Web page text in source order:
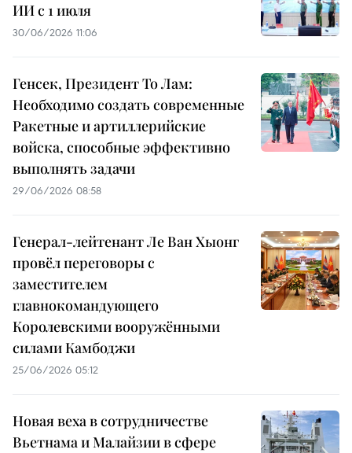
ИИ с 1 июля
30/06/2026 11:06
Генсек, Президент То Лам:
Необходимо создать современные
Ракетные и артиллерийские
войска, способные эффективно
выполнять задачи
29/06/2026 08:58
Генерал-лейтенант Ле Ван Хыонг
провёл переговоры с
заместителем
главнокомандующего
Королевскими вооружёнными
силами Камбоджи
25/06/2026 05:12
Новая веха в сотрудничестве
Вьетнама и Малайзии в сфере